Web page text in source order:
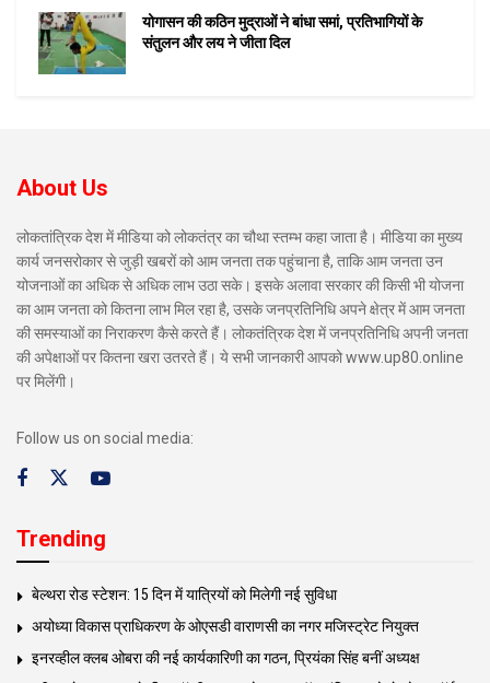
योगासन की कठिन मुद्राओं ने बांधा समां, प्रतिभागियों के
संतुलन और लय ने जीता दिल
About Us
लोकतांत्रिक देश में मीडिया को लोकतंत्र का चौथा स्तम्भ कहा जाता है। मीडिया का मुख्य
कार्य जनसरोकार से जुड़ी खबरों को आम जनता तक पहुंचाना है, ताकि आम जनता उन
योजनाओं का अधिक से अधिक लाभ उठा सके। इसके अलावा सरकार की किसी भी योजना
का आम जनता को कितना लाभ मिल रहा है, उसके जनप्रतिनिधि अपने क्षेत्र में आम जनता
की समस्याओं का निराकरण कैसे करते हैं। लोकतंत्रिक देश में जनप्रतिनिधि अपनी जनता
की अपेक्षाओं पर कितना खरा उतरते हैं। ये सभी जानकारी आपको www.up80.online
पर मिलेंगी।
Follow us on social media:
Trending
बेल्थरा रोड स्टेशन: 15 दिन में यात्रियों को मिलेगी नई सुविधा
अयोध्या विकास प्राधिकरण के ओएसडी वाराणसी का नगर मजिस्ट्रेट नियुक्त
इनरव्हील क्लब ओबरा की नई कार्यकारिणी का गठन, प्रियंका सिंह बनीं अध्यक्ष